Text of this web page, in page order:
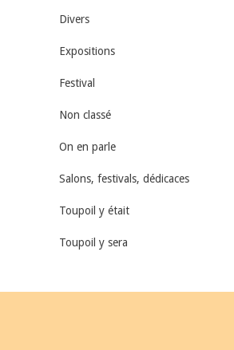
Divers
Expositions
Festival
Non classé
On en parle
Salons, festivals, dédicaces
Toupoil y était
Toupoil y sera